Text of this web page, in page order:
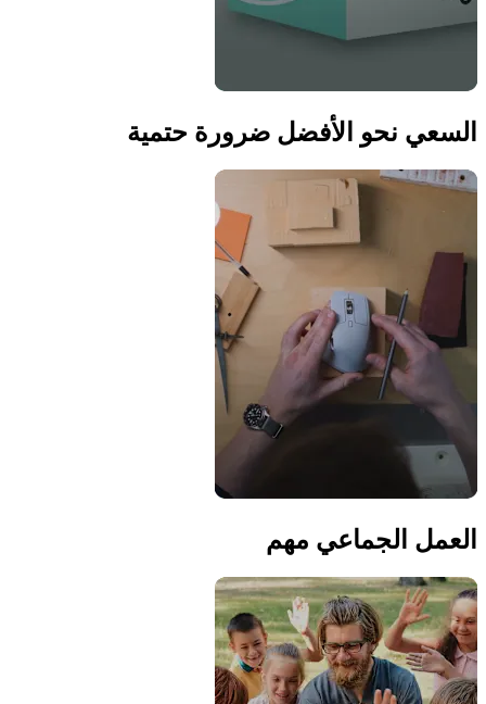
السعي نحو الأفضل ضرورة حتمية
العمل الجماعي مهم